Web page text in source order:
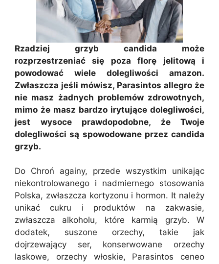
Rzadziej grzyb candida może
rozprzestrzeniać się poza florę jelitową i
powodować wiele dolegliwości amazon.
Zwłaszcza jeśli mówisz, Parasintos allegro że
nie masz żadnych problemów zdrowotnych,
mimo że masz bardzo irytujące dolegliwości,
jest wysoce prawdopodobne, że Twoje
dolegliwości są spowodowane przez candida
grzyb.
Do Chroń againy, przede wszystkim unikając
niekontrolowanego i nadmiernego stosowania
Polska, zwłaszcza kortyzonu i hormon. It należy
unikać cukru i produktów na zakwasie,
zwłaszcza alkoholu, które karmią grzyb. W
dodatek, suszone orzechy, takie jak
dojrzewający ser, konserwowane orzechy
laskowe, orzechy włoskie, Parasintos ceneo